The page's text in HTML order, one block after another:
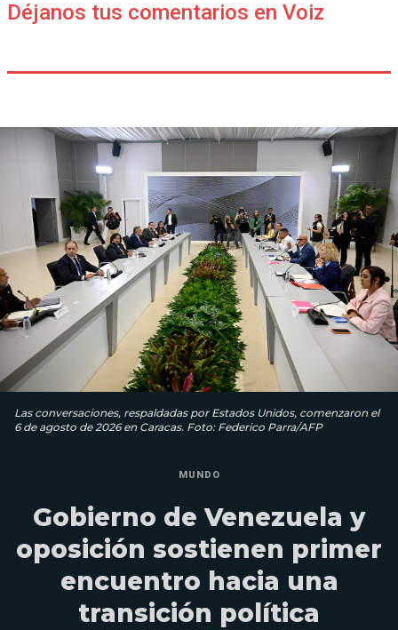
Déjanos tus comentarios en Voiz
Las conversaciones, respaldadas por Estados Unidos, comenzaron el
6 de agosto de 2026 en Caracas. Foto: Federico Parra/AFP
MUNDO
Gobierno de Venezuela y
oposición sostienen primer
encuentro hacia una
transición política